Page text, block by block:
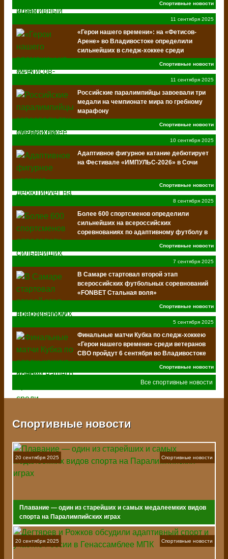
Спортивные новости
11 сентября 2025
«Герои нашего времени»: на «Фетисов-
Арене» во Владивостоке определили
сильнейших в следж-хоккее среди
ветеранов СВО
Спортивные новости
11 сентября 2025
Российские паралимпийцы завоевали три
медали на чемпионате мира по гребному
марафону
Спортивные новости
10 сентября 2025
Адаптивное фигурное катание дебютирует
на Фестивале «ИМПУЛЬС-2026» в Сочи
Спортивные новости
8 сентября 2025
Более 600 спортсменов определили
сильнейших на всероссийских
соревнованиях по адаптивному футболу в
Самаре
Спортивные новости
7 сентября 2025
В Самаре стартовал второй этап
всероссийских футбольных соревнований
«FONBET Стальная воля»
Спортивные новости
5 сентября 2025
Финальные матчи Кубка по следж-хоккею
«Герои нашего времени» среди ветеранов
СВО пройдут 6 сентября во Владивостоке
Спортивные новости
Все спортивные новости
Спортивные новости
20 сентября 2025
Плавание — один из старейших и самых медалеемких видов
спорта на Паралимпийских играх
Спортивные новости
20 сентября 2025 Спортивные новости